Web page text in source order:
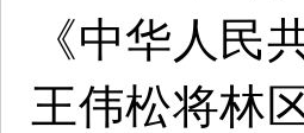
《中华人民
王伟松将林